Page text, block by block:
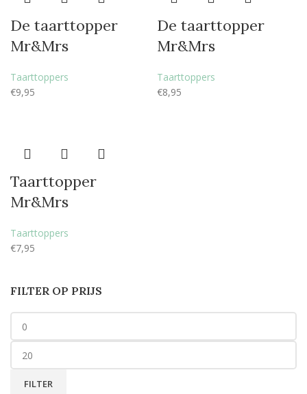
FILTER OP PRIJS
FILTER
De taarttopper
Mr&Mrs
Taarttoppers
€9,95
De taarttopper
Mr&Mrs
Taarttoppers
€8,95
Taarttopper
Mr&Mrs
Taarttoppers
€7,95